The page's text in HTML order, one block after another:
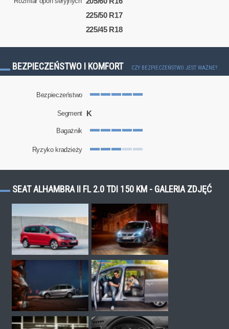
225/50 R17
225/45 R18
BEZPIECZEŃSTWO I KOMFORT CZY BEZPIECZEŃSTWO JEST WAŻNE?
Bezpieczeństwo
Segment K
Bagażnik
Ryzyko kradzieży
SEAT ALHAMBRA II FL 2.0 TDI 150 KM - GALERIA ZDJĘĆ